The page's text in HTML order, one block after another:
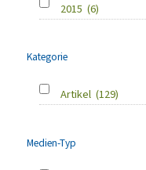
2015 (6)
Kategorie
Artikel (129)
Medien-Typ